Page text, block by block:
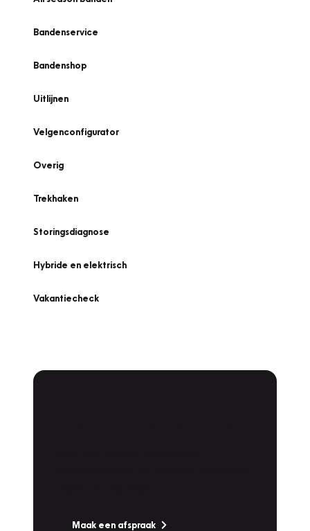
Bandenservice
Bandenshop
Uitlijnen
Velgenconfigurator
Overig
Trekhaken
Storingsdiagnose
Hybride en elektrisch
Vakantiecheck
Maak een afspraak